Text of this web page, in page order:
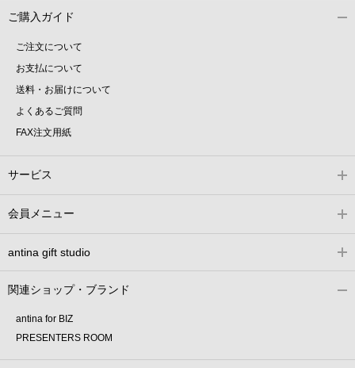
ご購入ガイド
ご注文について
お支払について
送料・お届けについて
よくあるご質問
FAX注文用紙
サービス
会員メニュー
antina gift studio
関連ショップ・ブランド
antina for BIZ
PRESENTERS ROOM